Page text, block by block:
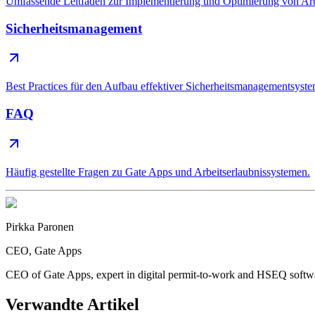
Sicherheitsmanagement
Best Practices für den Aufbau effektiver
FAQ
Häufig gestellte Fragen zu Gate Apps und Arbeitserlaubnissystemen.
Pirkka Paronen
CEO, Gate Apps
CEO of Gate Apps, expert in digital permit-to-work and HSEQ
Verwandte Artikel